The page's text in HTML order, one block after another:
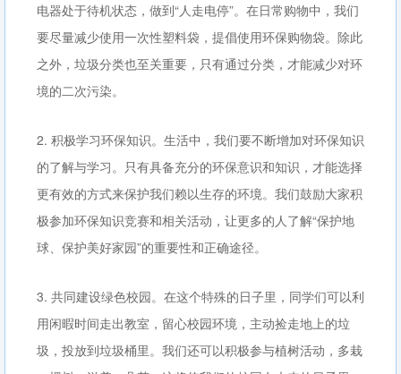
电器处于待机状态，做到“人走电停”。在日常购物中，我们
要尽量减少使用一次性塑料袋，提倡使用环保购物袋。除此
之外，垃圾分类也至关重要，只有通过分类，才能减少对环
境的二次污染。
2. 积极学习环保知识。生活中，我们要不断增加对环保知识
的了解与学习。只有具备充分的环保意识和知识，才能选择
更有效的方式来保护我们赖以生存的环境。我们鼓励大家积
极参加环保知识竞赛和相关活动，让更多的人了解“保护地
球、保护美好家园”的重要性和正确途径。
3. 共同建设绿色校园。在这个特殊的日子里，同学们可以利
用闲暇时间走出教室，留心校园环境，主动捡走地上的垃
圾，投放到垃圾桶里。我们还可以积极参与植树活动，多栽